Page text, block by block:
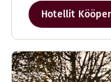
Hotellit